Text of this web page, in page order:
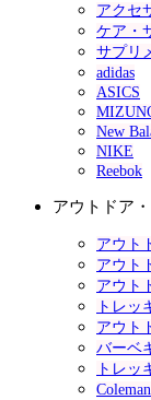
アクセ
ケア・
サプリ
adidas
ASICS
New
NIKE
Reebok
アウトドア
アウト
アウト
アウト
トレッ
アウト
バーベ
トレッ
Coleman